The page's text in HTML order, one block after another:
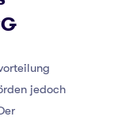
jedoch